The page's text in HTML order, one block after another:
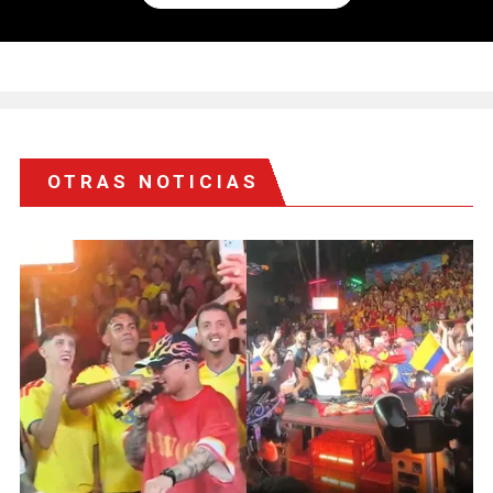
OTRAS NOTICIAS